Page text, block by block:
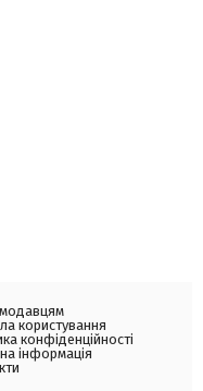
користування
конфіденційності
інформація